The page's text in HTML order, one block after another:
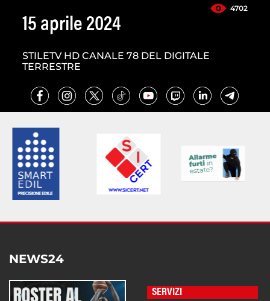
4702
15 aprile 2024
STILETV HD CANALE 78 DEL DIGITALE
TERRESTRE
NEWS24
SERVIZI